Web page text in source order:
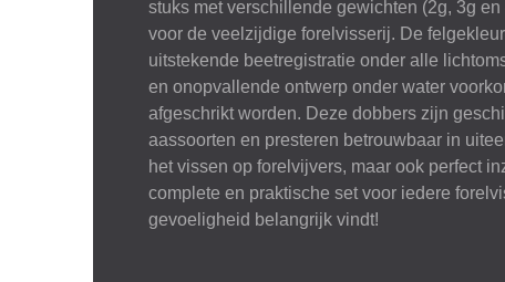
stuks met verschillende gewichten (2g, 3g
voor de veelzijdige forelvisserij. De
uitstekende beetregistratie onder alle
en onopvallende ontwerp onder water
afgeschrikt worden. Deze dobbers zijn
aassoorten en presteren betrouwbaar in
het vissen op forelvijvers, maar ook perfect
complete en praktische set voor iedere
gevoeligheid belangrijk vindt!